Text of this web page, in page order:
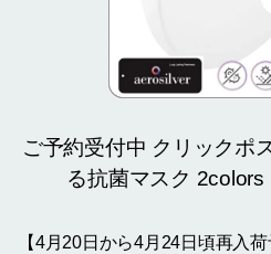
ご予約受付中 クリックポ
る抗菌マスク
【4月20日から4月24日頃再入